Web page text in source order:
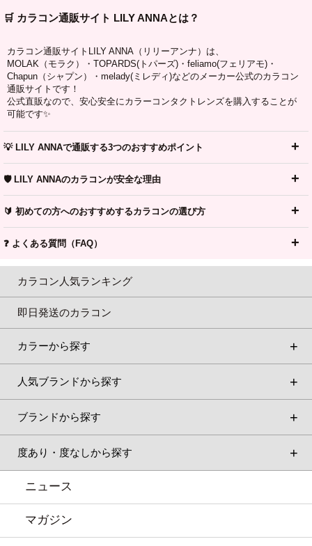
🛒 カラコン通販サイト LILY ANNAとは？
カラコン通販サイトLILY ANNA（リリーアンナ）は、
MOLAK（モラク）・TOPARDS(トパーズ)・feliamo(フェリアモ)・
Chapun（シャプン）・melady(ミレディ)などのメーカー公式のカラコン
通販サイトです！
公式直販なので、安心安全にカラーコンタクトレンズを購入することが
可能です✨
💡 LILY ANNAで通販する3つのおすすめポイント
🛡️ LILY ANNAのカラコンが安全な理由
🔰 初めての方へのおすすめするカラコンの選び方
❓ よくある質問（FAQ）
カラコン人気ランキング
即日発送のカラコン
カラーから探す
人気ブランドから探す
ブランドから探す
度あり・度なしから探す
ニュース
マガジン